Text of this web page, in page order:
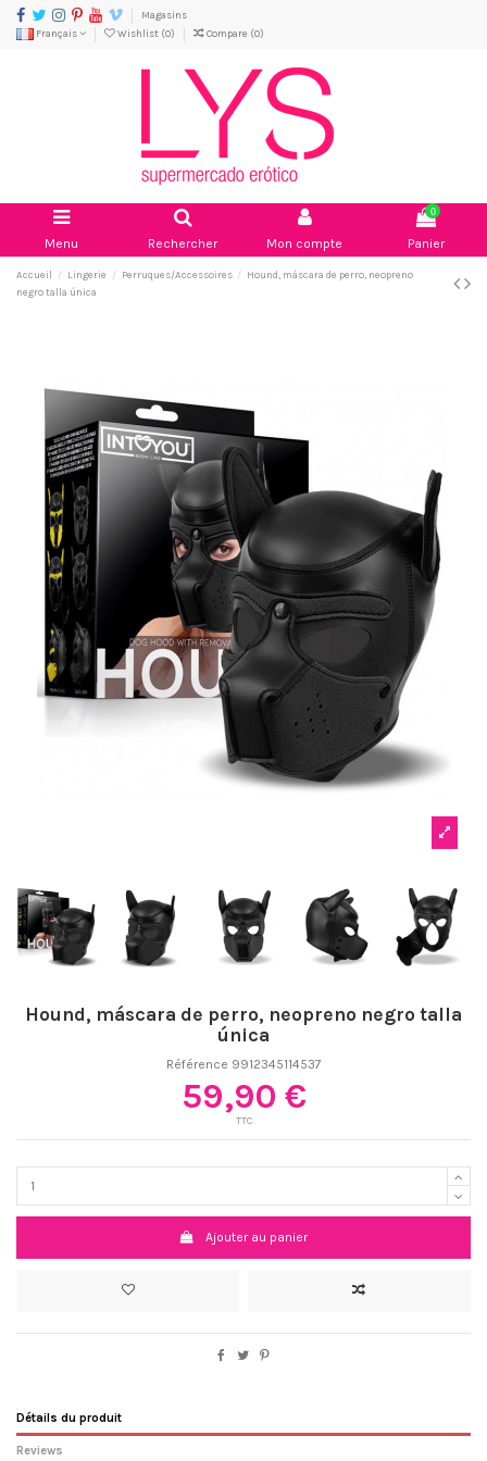
Magasins
Français
Wishlist (0) Compare (0)
Menu Rechercher Mon compte
0
Panier
Accueil Lingerie Perruques/Accessoires
Hound, máscara de perro, neopreno
negro talla única
Hound, máscara de perro, neopreno negro talla
única
Référence 9912345114537
59,90 €
TTC
Ajouter au panier
Détails du produit
Reviews